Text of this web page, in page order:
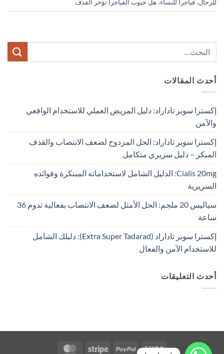
للرجال، فياجرا للنساء، هل حبوب الفياجرا تؤخر القذف
أحدث المقالات
إكسترا سوبر تاداراد: دليل المريض العملي للاستخدام الواقعي
والآمن
إكسترا سوبر تاداراد: الحل المزدوج لضعف الانتصاب والقذف
المبكر – دليل سريري متكامل
Cialis 20mg: الدليل الشامل لاستخداماته المبتكرة وفوائده
السريرية
سياليس 20 ملجم: الحل الأمثل لضعف الانتصاب بفعالية تدوم 36
ساعة
إكسترا سوبر تاداراد (Extra Super Tadarad): دليلك الشامل
للاستخدام الآمن والفعال
أحدث التعليقات
Visa
PayPal
Stripe